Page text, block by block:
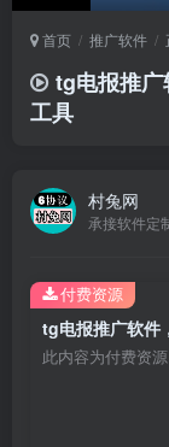
首页 推广软件
tg电报推广
工具
村兔网
承接软件定
tg电报推广软件
此内容为付费资
付费资源